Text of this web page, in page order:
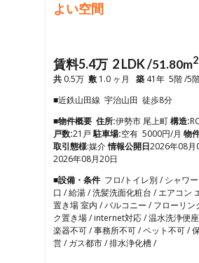
よい空間
賃料5.4万 2 LDK /51.80m2
共 0.5万 敷 1.0 ヶ月 築 41年 5階 /5
■近鉄山田線 宇治山田 徒歩8分
■物件概要 住所:伊勢市 尾上町構造:
戸数:21戸駐車場:空有 5000円/月 物
取引態様:媒介情報公開日2026年08月
2026年08月20日
■設備・条件 フロ/トイレ別 / シャワ
口 / 給湯 / 洗髪洗面化粧台 / エアコン
置き場 室内 / バルコニー / フローリン
ク置き場 / internet対応 / 温水洗浄便
楽器不可 / 事務所不可 / ペット不可 /
営 / ガス都市 / 排水浄化槽 /